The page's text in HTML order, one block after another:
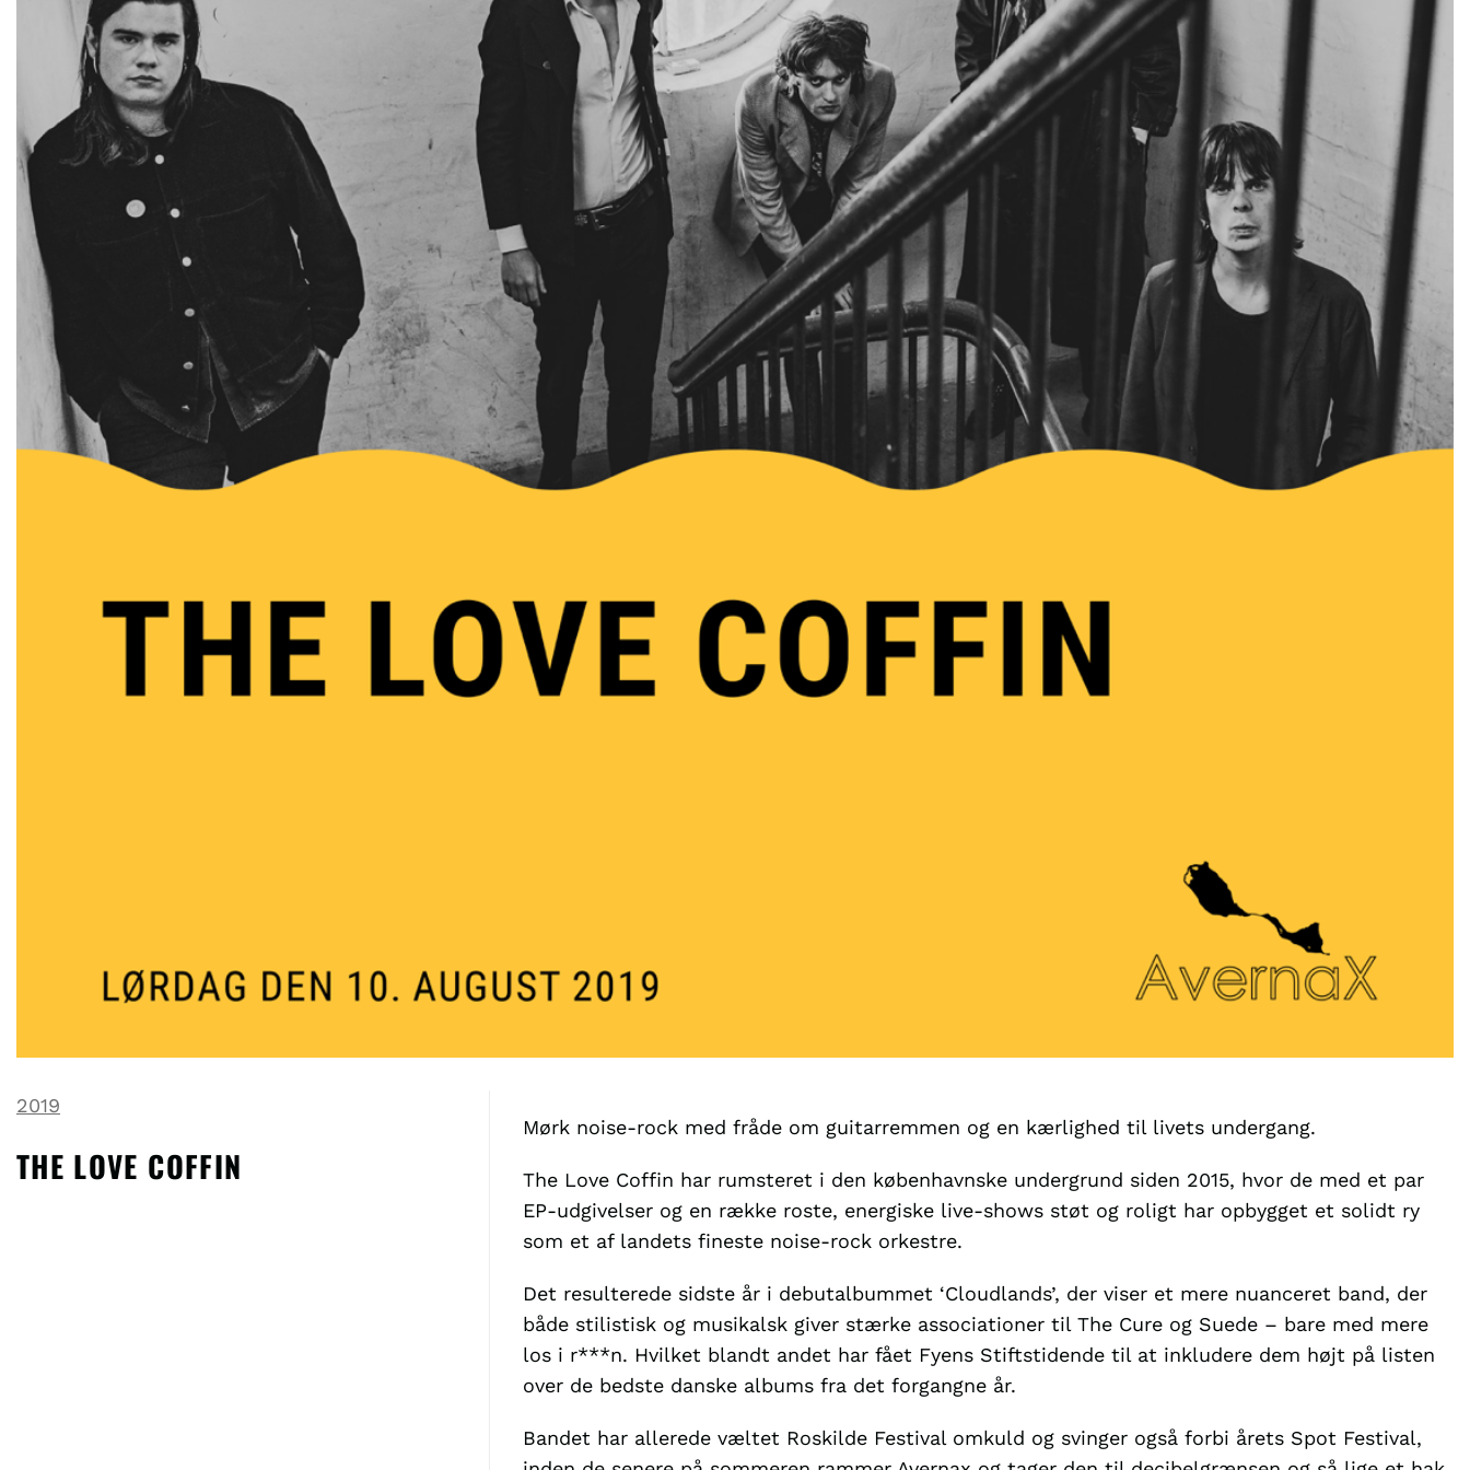
2019
THE LOVE COFFIN
Mørk noise-rock med fråde om guitarremmen og en kærlighed til livets undergang.
The Love Coffin har rumsteret i den københavnske undergrund siden 2015, hvor de med et par
EP-udgivelser og en række roste, energiske live-shows støt og roligt har opbygget et solidt ry
som et af landets fineste noise-rock orkestre.
Det resulterede sidste år i debutalbummet ‘Cloudlands’, der viser et mere nuanceret band, der
både stilistisk og musikalsk giver stærke associationer til The Cure og Suede – bare med mere
los i r***n. Hvilket blandt andet har fået Fyens Stiftstidende til at inkludere dem højt på listen
over de bedste danske albums fra det forgangne år.
Bandet har allerede væltet Roskilde Festival omkuld og svinger også forbi årets Spot Festival,